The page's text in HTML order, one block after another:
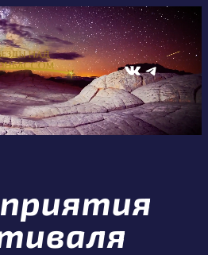
ВКонтакте Telegram